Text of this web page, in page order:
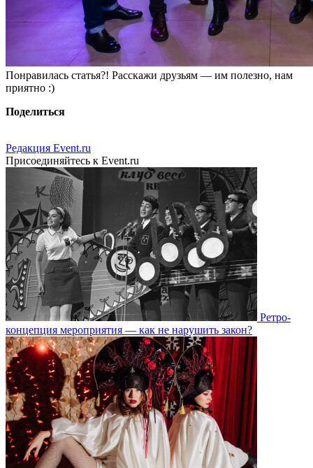
Понравилась статья?! Расскажи друзьям — им полезно, нам
приятно :)
Поделиться
Редакция Event.ru
Присоединяйтесь к Event.ru
Ретро-
концепция мероприятия — как не нарушить закон?